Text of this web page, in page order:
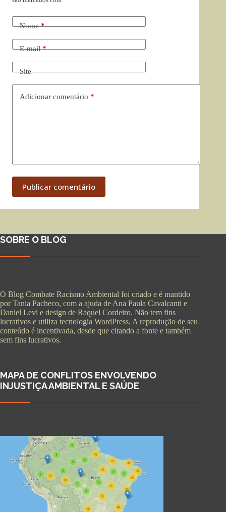
Nome*
E-mail*
Site
Adicionar comentário *
Publicar comentário
SOBRE O BLOG
O Blog Combate Racismo Ambiental foi criado e é mantido
por Tania Pacheco, com a ajuda de Ana Paula Cavalcanti e
Daniel Levi e design de Raquel Cordeiro. Não tem fins
lucrativos e utiliza tecnologia WordPress. A reprodução de seu
conteúdo é incentivada, desde que citando a fonte e também
sem fins lucrativos.
MAPA DE CONFLITOS ENVOLVENDO
INJUSTIÇA AMBIENTAL E SAÚDE